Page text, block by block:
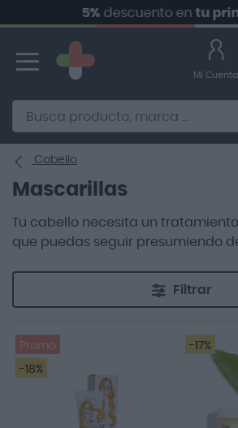
descuento entu primer
contenido
Alternative to Doofinder Ecommerce
Mi Cuenta
Cabello
Mascarillas
Tu cabello necesita un
que puedas seguir presumiendo
con una amplia variedad de
Filtrar
Promo
-18%
-17%